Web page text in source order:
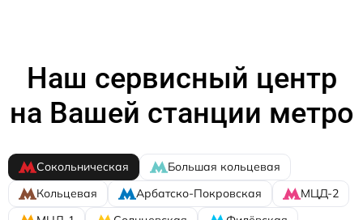
Наш сервисный центр
на Вашей станции метро
Сокольническая
Большая кольцевая
Кольцевая
Арбатско-Покровская
МЦД-2